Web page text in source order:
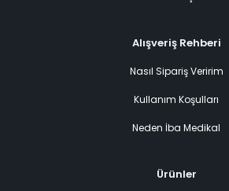
Alışveriş Rehberi
Nasıl Sipariş Veririm
Kullanım Koşulları
Neden İba Medikal
Ürünler